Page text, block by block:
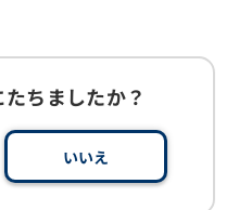
ちましたか？
いいえ